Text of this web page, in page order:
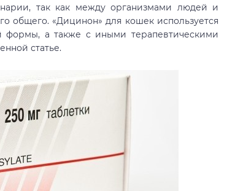
так как между организмами людей и
общего. «Дицинон» для кошек используется
формы, а также с иными терапевтическими
статье.